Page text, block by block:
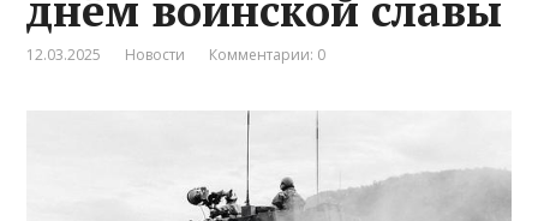
12.03.2025 Новости Комментарии: 0